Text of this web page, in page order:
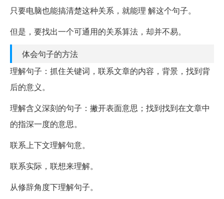
只要电脑也能搞清楚这种关系，就能理 解这个句子。
但是，要找出一个可通用的关系算法，却并不易。
体会句子的方法
理解句子：抓住关键词，联系文章的内容，背景，找到背
后的意义。
理解含义深刻的句子：撇开表面意思；找到找到在文章中
的指深一度的意思。
联系上下文理解句意。
联系实际，联想来理解。
从修辞角度下理解句子。